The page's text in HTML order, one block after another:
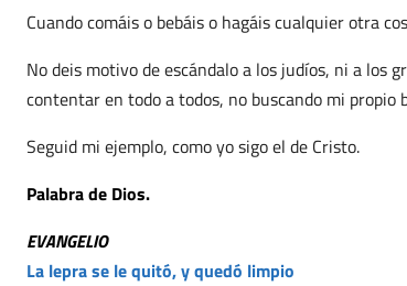
Cuando comáis o bebáis o hagáis cualquier otra
No deis motivo de escándalo a los judíos, ni a los
contentar en todo a todos, no buscando mi propio
Seguid mi ejemplo, como yo sigo el de Cristo.
Palabra de Dios.
EVANGELIO
La lepra se le quitó, y quedó limpio